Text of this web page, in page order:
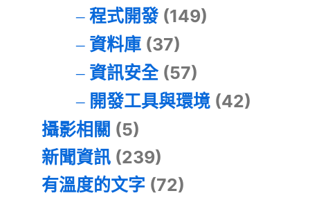
程式開發(149)
資料庫(37)
資訊安全(57)
開發工具與環境(42)
攝影相關 (5)
新聞資訊 (239)
有溫度的文字 (72)